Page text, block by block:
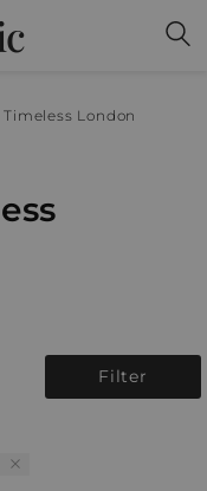
Timeless London
Filter